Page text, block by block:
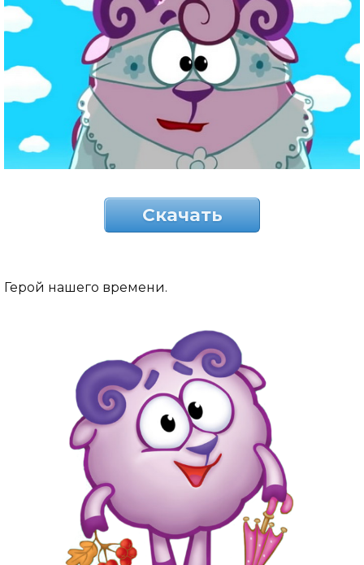
Скачать
Герой нашего времени.